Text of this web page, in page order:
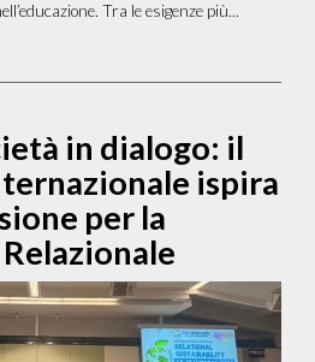
Tra le esigenze più...
in dialogo: il
ispira
per la